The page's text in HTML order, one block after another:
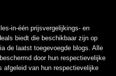
in-één prijsvergelijkings- en
biedt die beschikbaar zijn op
de laatst toegevoegde blogs. Alle
door hun respectievelijke
afgeleid van hun respectievelijke